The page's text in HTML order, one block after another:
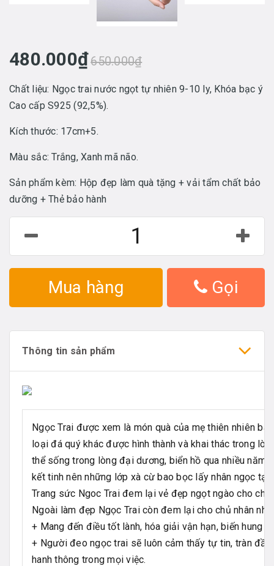
480.000₫650.000₫
Chất liệu: Ngọc trai nước ngọt tự nhiên 9-10 ly, Khóa bạc ý
Cao cấp S925 (92,5%).
Kích thước: 17cm+5.
Màu sắc: Trắng, Xanh mã não.
Sản phẩm kèm: Hộp đẹp làm quà tặng + vải tẩm chất bảo
dưỡng + Thẻ bảo hành
Mua hàng Gọi
Thông tin sản phẩm
Ngọc Trai được xem là món quà của mẹ thiên nhiên
loại đá quý khác được hình thành và khai thác trong
thể sống trong lòng đại dương, biển hồ qua nhiều năm,
kết tinh nên những lớp xà cừ bao bọc lấy nhân ngọc
Trang sức Ngoc Trai đem lại vẻ đẹp ngọt ngào cho chị
Ngoài làm đẹp Ngọc Trai còn đem lại cho chủ nhân
+ Mang đến điều tốt lành, hóa giải vận hạn, biến hung
+ Người đeo ngọc trai sẽ luôn cảm thấy tự tin, tràn
hanh thông trong mọi việc.